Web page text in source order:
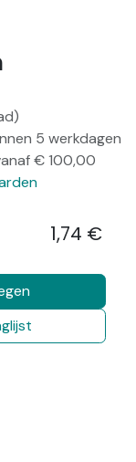
5 werkdagen
€ 100,00
1,74 €